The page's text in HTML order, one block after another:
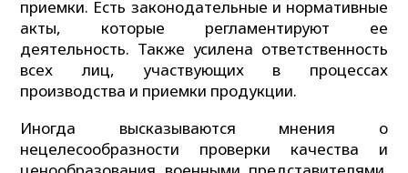
приемки. Есть законодательные и нормативные
акты, которые регламентируют ее
деятельность. Также усилена ответственность
всех лиц, участвующих в процессах
производства и приемки продукции.
Иногда высказываются мнения о
нецелесообразности проверки качества и